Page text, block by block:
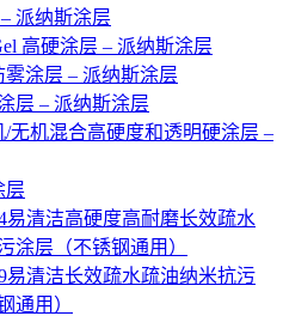
派纳斯涂层
高硬涂层 – 派纳斯涂层
涂层 – 派纳斯涂层
层 – 派纳斯涂层
无机混合高硬度和透明硬涂层 –
层
易清洁高硬度高耐磨长效疏水
涂层（不锈钢通用）
易清洁长效疏水疏油纳米抗污
通用）